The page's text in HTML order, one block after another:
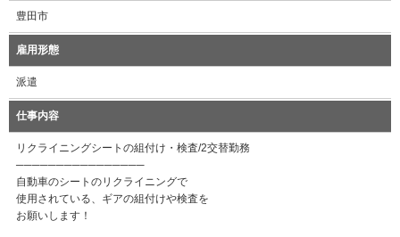
豊田市
雇用形態
派遣
仕事内容
リクライニングシートの組付け・検査/2交替勤務
────────────────
自動車のシートのリクライニングで
使用されている、ギアの組付けや検査を
お願いします！